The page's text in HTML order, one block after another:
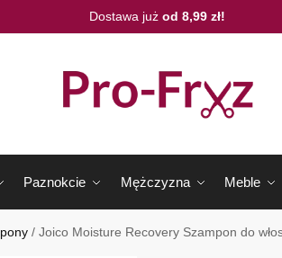
Dostawa już od 8,99 zł!
Paznokcie Mężczyzna Meble
/Joico Moisture Recovery Szampon do